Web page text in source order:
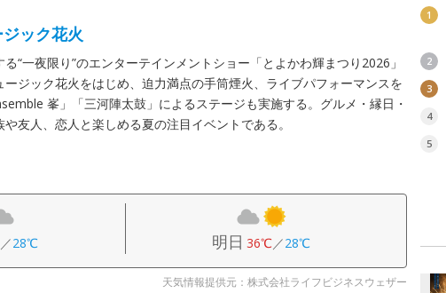
ック花火
“一夜限り”のエンターテインメントショー「とよかわ輝まつり2026」
ジック花火をはじめ、迫力満点の手筒煙火、ライブパフォーマンスを
峯」「三河陣太鼓」によるステージも実施する。グルメ・縁日・
友人、恋人と楽しめる夏の注目イベントである。
／28℃ 明日 36℃／28℃
天気情報提供元：株式会社ライフビジネスウェザー
1
2
3
4
5